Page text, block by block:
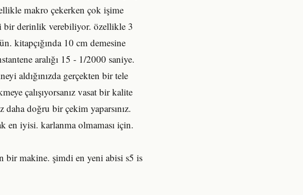
makro çekerken çok işime
bir derinlik verebiliyor. özellikle 3
kitapçığında 10 cm demesine
aralığı 15 - 1/2000 saniye.
aldığınızda gerçekten bir tele
çalışıyorsanız vasat bir kalite
daha doğru bir çekim yaparsınız.
en iyisi. karlanma olmaması için.
bir makine. şimdi en yeni abisi s5 is